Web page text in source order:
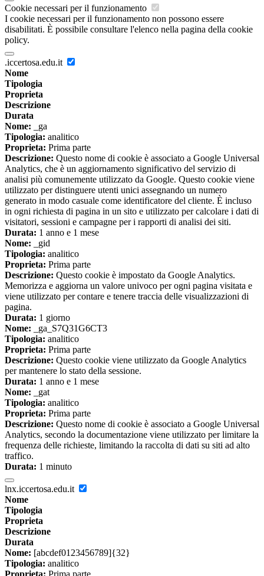
Cookie necessari per il funzionamento
I cookie necessari per il funzionamento non possono essere
disabilitati. È possibile consultare l'elenco nella pagina della cookie
policy.
.iccertosa.edu.it
Nome
Tipologia
Proprieta
Descrizione
Durata
Nome: _ga
Tipologia: analitico
Proprieta: Prima parte
Descrizione: Questo nome di cookie è associato a Google Universal
Analytics, che è un aggiornamento significativo del servizio di
analisi più comunemente utilizzato da Google. Questo cookie viene
utilizzato per distinguere utenti unici assegnando un numero
generato in modo casuale come identificatore del cliente. È incluso
in ogni richiesta di pagina in un sito e utilizzato per calcolare i dati di
visitatori, sessioni e campagne per i rapporti di analisi dei siti.
Durata: 1 anno e 1 mese
Nome: _gid
Tipologia: analitico
Proprieta: Prima parte
Descrizione: Questo cookie è impostato da Google Analytics.
Memorizza e aggiorna un valore univoco per ogni pagina visitata e
viene utilizzato per contare e tenere traccia delle visualizzazioni di
pagina.
Durata: 1 giorno
Nome: _ga_S7Q31G6CT3
Tipologia: analitico
Proprieta: Prima parte
Descrizione: Questo cookie viene utilizzato da Google Analytics
per mantenere lo stato della sessione.
Durata: 1 anno e 1 mese
Nome: _gat
Tipologia: analitico
Proprieta: Prima parte
Descrizione: Questo nome di cookie è associato a Google Universal
Analytics, secondo la documentazione viene utilizzato per limitare la
frequenza delle richieste, limitando la raccolta di dati su siti ad alto
traffico.
Durata: 1 minuto
lnx.iccertosa.edu.it
Nome
Tipologia
Proprieta
Descrizione
Durata
Nome: [abcdef0123456789]{32}
Tipologia: analitico